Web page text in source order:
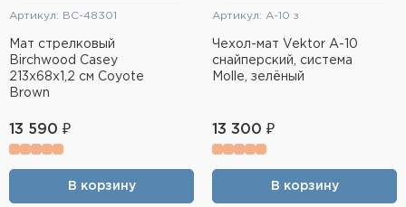
Ножи
Инструмент для заточки
снаряжения
Сумки и рюкзаки
Артикул: BC-48301
Мат стрелковый
Birchwood Casey
213х68х1,2 см Coyote
Brown
13 590 ₽
В корзину
Артикул: А-10 з
Чехол-мат Vektor А-10
снайперский, система
Molle, зелёный
13 300 ₽
В корзину